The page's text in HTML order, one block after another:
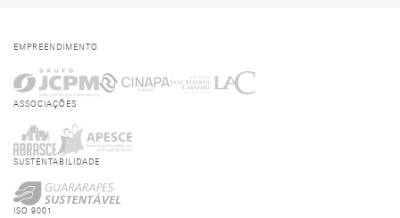
EMPREENDIMENTO
ASSOCIAÇÕES
SUSTENTABILIDADE
ISO 9001